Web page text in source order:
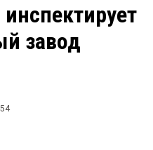
Рейтинги
Блоги
завод